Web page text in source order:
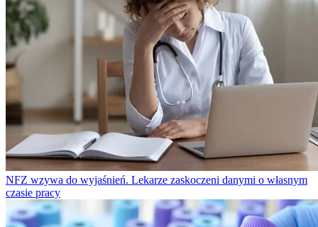
NFZ wzywa do wyjaśnień. Lekarze zaskoczeni danymi o własnym
czasie pracy